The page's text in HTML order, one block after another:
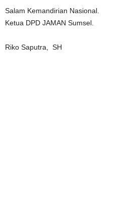
Salam Kemandirian Nasional.
Ketua DPD JAMAN Sumsel.
Riko Saputra, SH